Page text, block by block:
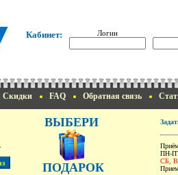
Кабинет: Логин
Скидки FAQ Обратная связь
ВЫБЕРИ
ПОДАРОК
ПН-
СБ,